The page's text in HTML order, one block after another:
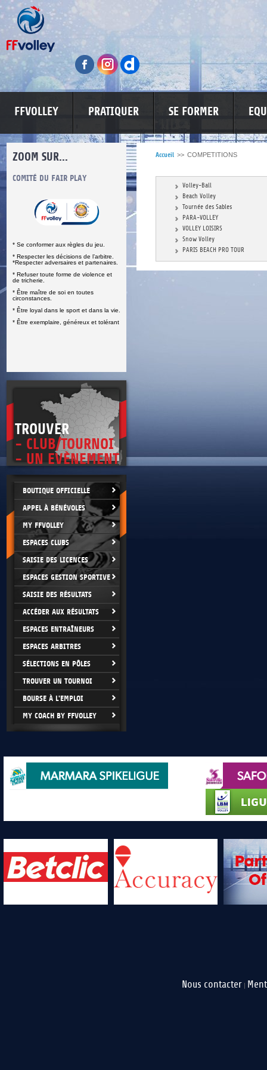
FFVOLLEY PRATIQUER SE FORMER
ZOOM SUR...
COMITÉ DU FAIR PLAY
* Se conformer aux règles du jeu.
* Respecter les décisions de l’arbitre.
*Respecter adversaires et partenaires.
* Refuser toute forme de violence et
de tricherie.
* Être maître de soi en toutes
circonstances.
* Être loyal dans le sport et dans la vie.
* Être exemplaire, généreux et tolérant
LUTTE CONTRE LES VIOLENCES MA PETITE
TROUVER
- CLUB/TOURNOI
- UN EVÈNEMENT
BOUTIQUE OFFICIELLE
APPEL À BÉNÉVOLES
MY FFVOLLEY
ESPACES CLUBS
SAISIE DES LICENCES
ESPACES GESTION SPORTIVE
SAISIE DES RÉSULTATS
ACCÉDER AUX RÉSULTATS
ESPACES ENTRAÎNEURS
ESPACES ARBITRES
SÉLECTIONS EN PÔLES
TROUVER UN TOURNOI
BOURSE À L'EMPLOI
MY COACH BY FFVOLLEY
Accueil >> COMPETITIONS
Volley-Ball
Beach Volley
Tournée des Sables
PARA-VOLLEY
VOLLEY LOISIRS
Snow Volley
PARIS BEACH PRO TOUR
Nous contacter |